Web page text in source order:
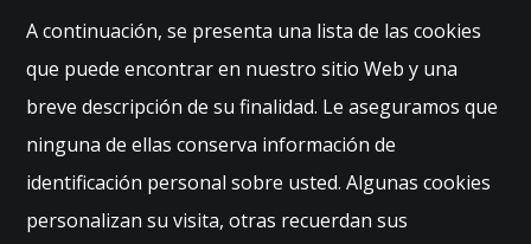
A continuación, se presenta una lista de las cookies
que puede encontrar en nuestro sitio Web y una
breve descripción de su finalidad. Le aseguramos que
ninguna de ellas conserva información de
identificación personal sobre usted. Algunas cookies
personalizan su visita, otras recuerdan sus
a
o
s
ej
o
r